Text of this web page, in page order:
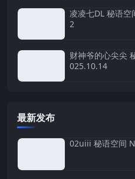
凌凌七DL 秘语
2
财神爷的心尖尖
025.10.14
最新发布
02uiii 秘语空间